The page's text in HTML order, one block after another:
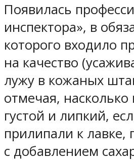
Появилась
инспектора», в
которого входило
на качество
лужу в кожаных
отмечая, насколько
густой и липкий,
прилипали к лавке,
с добавлением